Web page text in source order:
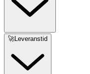
🚀Leveranstid